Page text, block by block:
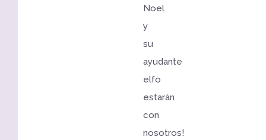
Noel
y
su
ayudante
elfo
estarán
con
nosotros!